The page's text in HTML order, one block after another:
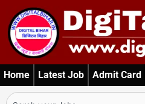
content
Home Latest Job Admit Card
Search